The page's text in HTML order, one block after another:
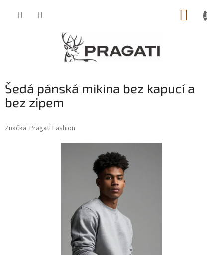
Šedá pánská mikina bez kapucí a
bez zipem
Značka: Pragati Fashion